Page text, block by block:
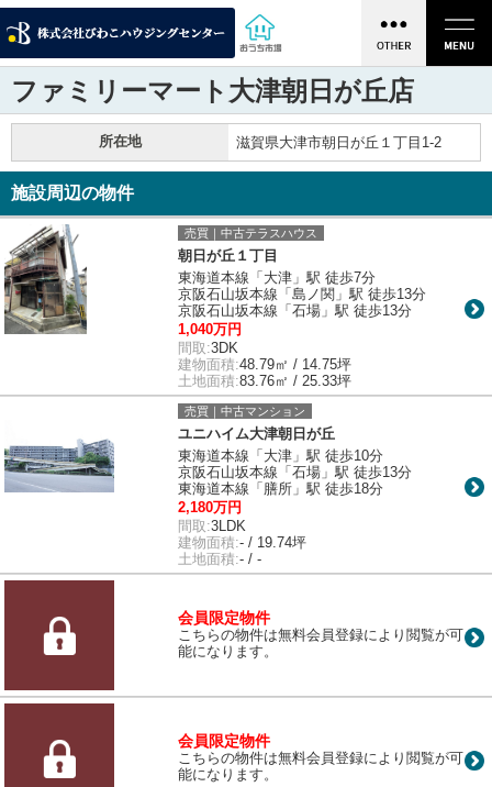
ファミリーマート大津朝日が丘店
所在地 滋賀県大津市朝日が丘１丁目1-2
施設周辺の物件
売買｜中古テラスハウス
朝日が丘１丁目
東海道本線「大津」駅 徒歩7分
京阪石山坂本線「島ノ関」駅 徒歩13分
京阪石山坂本線「石場」駅 徒歩13分
1,040万円
間取:3DK
建物面積:48.79㎡ / 14.75坪
土地面積:83.76㎡ / 25.33坪
売買｜中古マンション
ユニハイム大津朝日が丘
東海道本線「大津」駅 徒歩10分
京阪石山坂本線「石場」駅 徒歩13分
東海道本線「膳所」駅 徒歩18分
2,180万円
間取:3LDK
建物面積:- / 19.74坪
土地面積:- / -
会員限定物件
こちらの物件は無料会員登録により閲覧が可
能になります。
会員限定物件
こちらの物件は無料会員登録により閲覧が可
能になります。